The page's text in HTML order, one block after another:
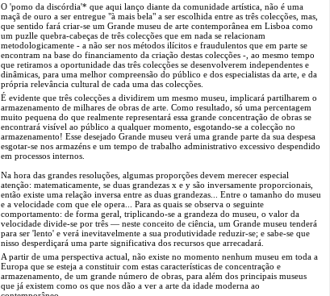
O 'pomo da discórdia'* que aqui lanço diante da comunidade artística, não é uma
maçã de ouro a ser entregue "à mais bela" a ser escolhida entre as três colecções, mas,
que sentido fará criar-se um Grande museu de arte contemporânea em Lisboa como
um puzlle quebra-cabeças de três colecções que em nada se relacionam
metodologicamente - a não ser nos métodos ilícitos e fraudulentos que em parte se
encontram na base do financiamento da criação destas colecções -, ao mesmo tempo
que retiramos a oportunidade das três colecções se desenvolverem independentes e
dinâmicas, para uma melhor compreensão do público e dos especialistas da arte, e da
própria relevância cultural de cada uma das colecções.
É evidente que três colecções a dividirem um mesmo museu, implicará partilharem o
armazenamento de milhares de obras de arte. Como resultado, só uma percentagem
muito pequena do que realmente representará essa grande concentração de obras se
encontrará visível ao público a qualquer momento, esgotando-se a colecção no
armazenamento! Esse desejado Grande museu verá uma grande parte da sua despesa
esgotar-se nos armazéns e um tempo de trabalho administrativo excessivo despendido
em processos internos.
Na hora das grandes resoluções, algumas proporções devem merecer especial
atenção: matematicamente, se duas grandezas x e y são inversamente proporcionais,
então existe uma relação inversa entre as duas grandezas... Entre o tamanho do museu
e a velocidade com que ele opera... Para as quais se observa o seguinte
comportamento: de forma geral, triplicando-se a grandeza do museu, o valor da
velocidade divide-se por três — neste conceito de ciência, um Grande museu tenderá
para ser 'lento' e verá inevitavelmente a sua produtividade reduzir-se; e sabe-se que
nisso desperdiçará uma parte significativa dos recursos que arrecadará.
A partir de uma perspectiva actual, não existe no momento nenhum museu em toda a
Europa que se esteja a constituir com estas características de concentração e
armazenamento, de um grande número de obras, para além dos principais museus
que já existem como os que nos dão a ver a arte da idade moderna ao